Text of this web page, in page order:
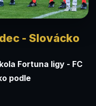
- Slovácko
Fortuna ligy - FC
podle